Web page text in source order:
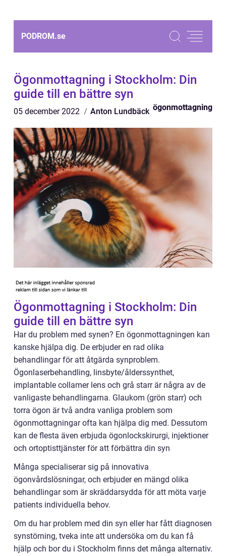
PODROM.se
Ögonmottagning i Stockholm: Din
guide till en bättre syn
05 december 2022 Anton Lundbäck ögonmottagning
Ögonmottagning i Stockholm: Din
guide till en bättre syn
Har du problem med synen? En ögonmottagningen kan
kanske hjälpa dig. De erbjuder en rad olika
behandlingar för att åtgärda synproblem.
Ögonlaserbehandling, linsbyte/ålderssynthet,
implantable collamer lens och grå starr är några av de
vanligaste behandlingarna. Glaukom (grön starr) och
torra ögon är två andra vanliga problem som
ögonmottagningar ofta kan hjälpa dig med. Dessutom
kan de flesta även erbjuda ögonlockskirurgi, injektioner
och ortoptisttjänster för att förbättra din syn
Många specialiserar sig på innovativa
ögonvårdslösningar, och erbjuder en mängd olika
behandlingar som är skräddarsydda för att möta varje
patients individuella behov.
Om du har problem med din syn eller har fått diagnosen
synstörning, tveka inte att undersöka om du kan få
hjälp och bor du i Stockholm finns det många alternativ.